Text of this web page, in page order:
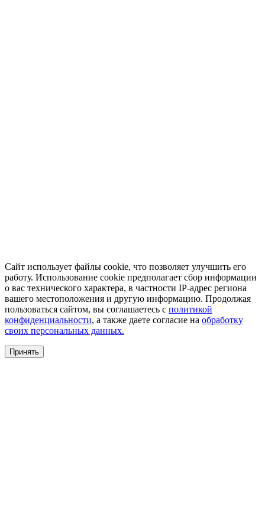
Сайт использует файлы cookie, что позволяет улучшить его
работу. Использование cookie предполагает сбор информации
о вас технического характера, в частности IP-адрес региона
вашего местоположения и другую информацию. Продолжая
пользоваться сайтом, вы соглашаетесь с политикой
конфиденциальности, а также даете согласие на обработку
своих персональных данных.
Принять